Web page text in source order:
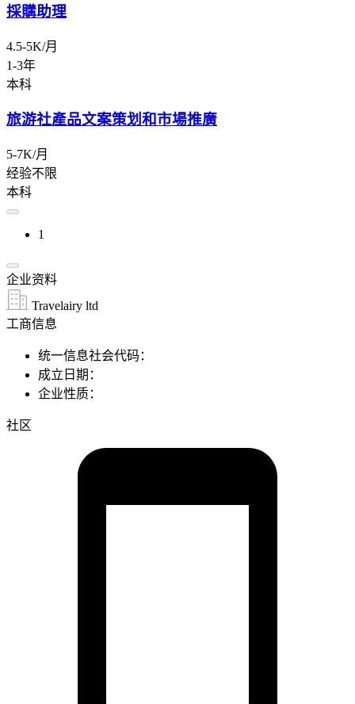
採購助理
4.5-5K/月
1-3年
本科
旅游社產品文案策划和市場推廣
5-7K/月
经验不限
本科
1
企业资料
Travelairy ltd
工商信息
统一信息社会代码：
成立日期：
企业性质：
社区